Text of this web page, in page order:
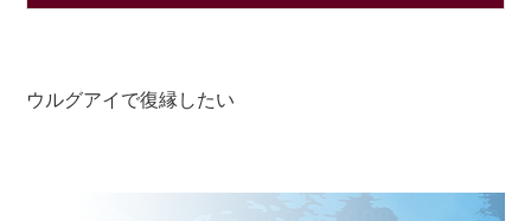
ウルグアイで復縁したい